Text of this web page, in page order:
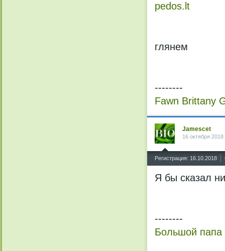
pedos.lt
глянем
--------
Fawn Brittany
Jamescet
16 октября 2018
Регистрация: 16.10.2018
Я бы сказал
--------
Большой папа